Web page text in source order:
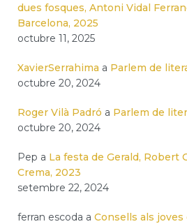
dues fosques, Antoni Vidal
Barcelona, 2025
octubre 11, 2025
XavierSerrahima a Parlem de
octubre 20, 2024
Roger Vilà Padró a Parlem de
octubre 20, 2024
Pep a La festa de Gerald, Robert
Crema, 2023
setembre 22, 2024
ferran escoda a Consells als